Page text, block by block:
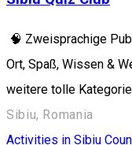
🧠 Zweisprachige
Ort, Spaß, Wissen &
weitere tolle
Sibiu, Romania
Activities in Sibiu